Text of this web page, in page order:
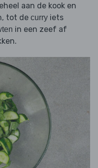
aan de kook en
tot de curry iets
in een zeef af